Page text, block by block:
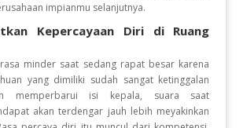
impianmu selanjutnya.
Kepercayaan Diri di Ruang
minder saat sedang rapat besar karena
yang dimiliki sudah sangat ketinggalan
memperbarui isi kepala, suara saat
akan terdengar jauh lebih meyakinkan